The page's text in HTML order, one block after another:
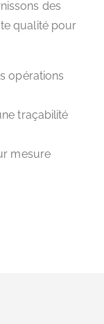
des
qualité pour
opérations
traçabilité
mesure